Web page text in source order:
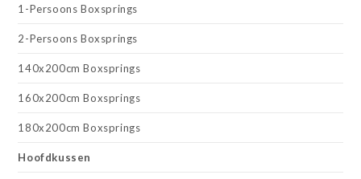
1-Persoons Boxsprings
2-Persoons Boxsprings
140x200cm Boxsprings
160x200cm Boxsprings
180x200cm Boxsprings
Hoofdkussen